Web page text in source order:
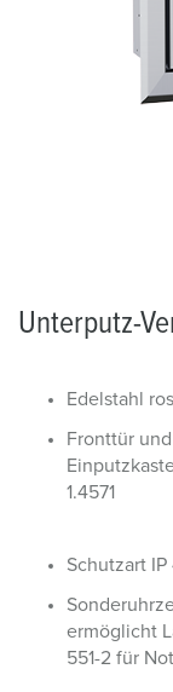
Unterputz-
Edelstahl
Fronttür
1.4571
Schutzart
ermöglicht
551-2 für